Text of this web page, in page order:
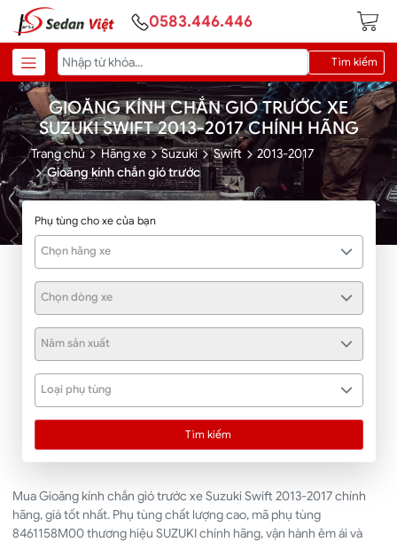
0583.446.446
Tìm kiếm
GIOĂNG KÍNH CHẮN GIÓ TRƯỚC XE
SUZUKI SWIFT 2013-2017 CHÍNH HÃNG
Trang chủ Hãng xe Suzuki Swift
2013-2017
Gioăng kính chắn gió trước
Phụ tùng cho xe của bạn
Chọn hãng xe
Chọn dòng xe
Năm sản xuất
Loại phụ tùng
Tìm kiếm
Mua Gioăng kính chắn gió trước xe Suzuki Swift 2013-2017 chính
hãng, giá tốt nhất. Phụ tùng chất lượng cao, mã phụ tùng
8461158M00 thương hiệu SUZUKI chính hãng, vận hành êm ái và